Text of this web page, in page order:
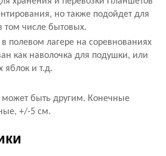
но также подойдет для
том числе бытовых.
полевом лагере на соревнованиях
как наволочка для подушки, или
яблок и т.д.
быть другим. Конечные
+/-5 см.